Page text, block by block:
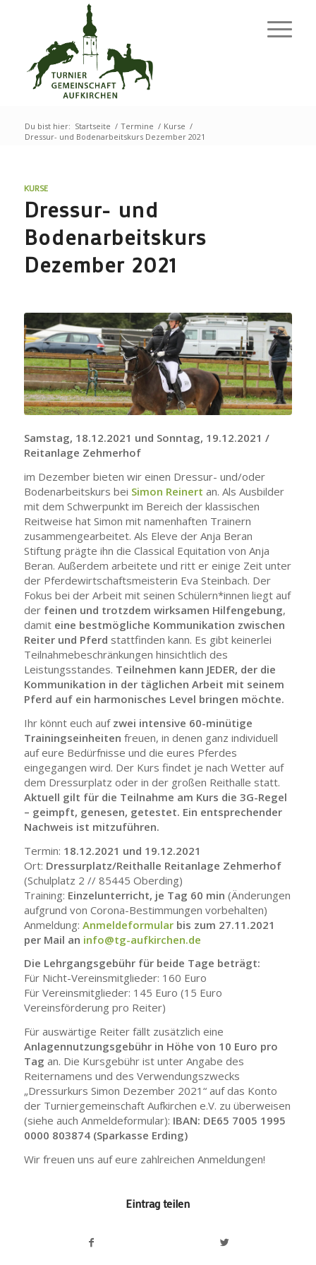
Du bist hier: Startseite / Termine / Kurse /
Dressur- und Bodenarbeitskurs Dezember 2021
KURSE
Dressur- und
Bodenarbeitskurs
Dezember 2021
Samstag, 18.12.2021 und Sonntag, 19.12.2021 /
Reitanlage Zehmerhof
im Dezember bieten wir einen Dressur- und/oder
Bodenarbeitskurs bei Simon Reinert an. Als Ausbilder
mit dem Schwerpunkt im Bereich der klassischen
Reitweise hat Simon mit namenhaften Trainern
zusammengearbeitet. Als Eleve der Anja Beran
Stiftung prägte ihn die Classical Equitation von Anja
Beran. Außerdem arbeitete und ritt er einige Zeit unter
der Pferdewirtschaftsmeisterin Eva Steinbach. Der
Fokus bei der Arbeit mit seinen Schülern*innen liegt auf
der feinen und trotzdem wirksamen Hilfengebung,
damit eine bestmögliche Kommunikation zwischen
Reiter und Pferd stattfinden kann. Es gibt keinerlei
Teilnahmebeschränkungen hinsichtlich des
Leistungsstandes. Teilnehmen kann JEDER, der die
Kommunikation in der täglichen Arbeit mit seinem
Pferd auf ein harmonisches Level bringen möchte.
Ihr könnt euch auf zwei intensive 60-minütige
Trainingseinheiten freuen, in denen ganz individuell
auf eure Bedürfnisse und die eures Pferdes
eingegangen wird. Der Kurs findet je nach Wetter auf
dem Dressurplatz oder in der großen Reithalle statt.
Aktuell gilt für die Teilnahme am Kurs die 3G-Regel
– geimpft, genesen, getestet. Ein entsprechender
Nachweis ist mitzuführen.
Termin: 18.12.2021 und 19.12.2021
Ort: Dressurplatz/Reithalle Reitanlage Zehmerhof
(Schulplatz 2 // 85445 Oberding)
Training: Einzelunterricht, je Tag 60 min (Änderungen
aufgrund von Corona-Bestimmungen vorbehalten)
Anmeldung: Anmeldeformularbis zum 27.11.2021
per Mail an info@tg-aufkirchen.de
Die Lehrgangsgebühr für beide Tage beträgt:
Für Nicht-Vereinsmitglieder: 160 Euro
Für Vereinsmitglieder: 145 Euro (15 Euro
Vereinsförderung pro Reiter)
Für auswärtige Reiter fällt zusätzlich eine
Anlagennutzungsgebühr in Höhe von 10 Euro pro
Tag an. Die Kursgebühr ist unter Angabe des
Reiternamens und des Verwendungszwecks
„Dressurkurs Simon Dezember 2021“ auf das Konto
der Turniergemeinschaft Aufkirchen e.V. zu überweisen
(siehe auch Anmeldeformular): IBAN: DE65 7005 1995
0000 803874 (Sparkasse Erding)
Wir freuen uns auf eure zahlreichen Anmeldungen!
Eintrag teilen